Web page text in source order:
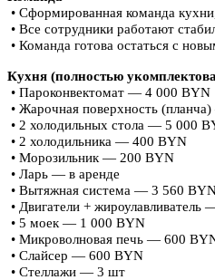
• Сформированная команда
• Все сотрудники работают
• Команда готова остаться с
Кухня (полностью
• Пароконвектомат — 4 000 BYN
• Жарочная поверхность
• 2 холодильных стола — 5 000
• 2 холодильника — 400 BYN
• Морозильник — 200 BYN
• Ларь — в аренде
• Вытяжная система — 3 560
• Двигатели +
• 5 моек — 1 000 BYN
• Микроволновая печь — 600
• Слайсер — 600 BYN
• Стеллажи — 3 шт